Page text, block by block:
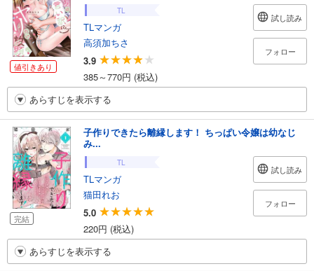
値引きあり
TL
TLマンガ
高須加ちさ
3.9
385～770円 (税込)
試し読み
フォロー
あらすじを表示する
完結
子作りできたら離縁します！ ちっぱい令嬢は幼なじ
み...
TL
TLマンガ
猫田れお
5.0
220円 (税込)
試し読み
フォロー
あらすじを表示する